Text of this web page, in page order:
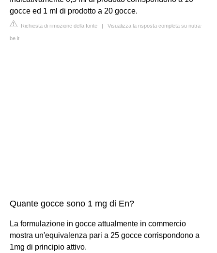
gocce ed 1 ml di prodotto a 20 gocce.
Richiesta di rimozione della fonte | Visualizza la risposta completa su nutra-
be.it
Quante gocce sono 1 mg di En?
La formulazione in gocce attualmente in commercio
mostra un'equivalenza pari a 25 gocce corrispondono a
1mg di principio attivo.